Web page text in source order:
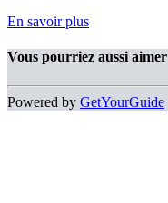
En savoir plus
Vous pourriez aussi aimer
Powered by GetYourGuide